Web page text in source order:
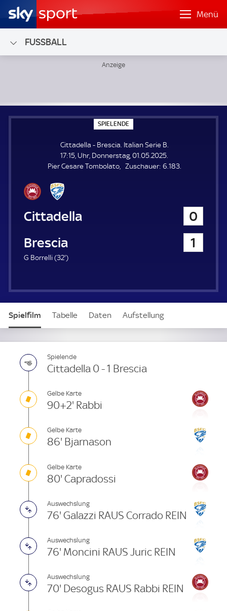
Menü
FUSSBALL
SPIELENDE
P
E
E
N
Cittadella - Brescia. Italian Serie B.
17:15, Uhr, Donnerstag, 01.05.2025.
Pier Cesare Tombolato
Zuschauer: Z
6.183.
Cittadella
0
Brescia
1
G Borrelli (32'3
u
t
)
Spielfilm Tabelle Daten Aufstellung
Spielende
Cittadella 0 - 1 Brescia
Gelbe Karte
90+2' Rabbi
Gelbe Karte
86' Bjarnason
Gelbe Karte
80' Capradossi
Auswechslung
76' Galazzi RAUS Corrado REIN
Auswechslung
76' Moncini RAUS Juric REIN
Auswechslung
70' Desogus RAUS Rabbi REIN